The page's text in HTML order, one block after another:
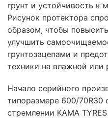
грунт и устойчивость к
Рисунок протектора
образом, чтобы
улучшить
грунтозацепами и
техники на влажной или
Начало серийного
типоразмере 600/70R30
стремлении KAMA